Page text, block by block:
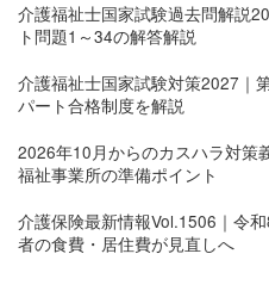
介護福祉士国家試験過去問解説
ト問題1～34の解答解説
介護福祉士国家試験対策2027｜
パート合格制度を解説
2026年10月からのカスハラ対策
福祉事業所の準備ポイント
介護保険最新情報Vol.1506｜令
者の食費・居住費が見直しへ